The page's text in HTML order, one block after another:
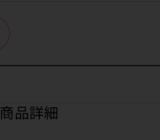
商品詳細